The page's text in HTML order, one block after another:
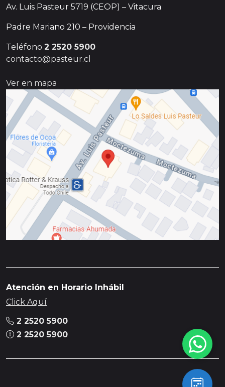
Av. Luis Pasteur 5719 (CEOP) – Vitacura
Padre Mariano 210 – Providencia
Teléfono 2 2520 5900
contacto@pasteur.cl
Ver en mapa
Atención en Horario Inhábil
Click Aquí
2 2520 5900
2 2520 5900